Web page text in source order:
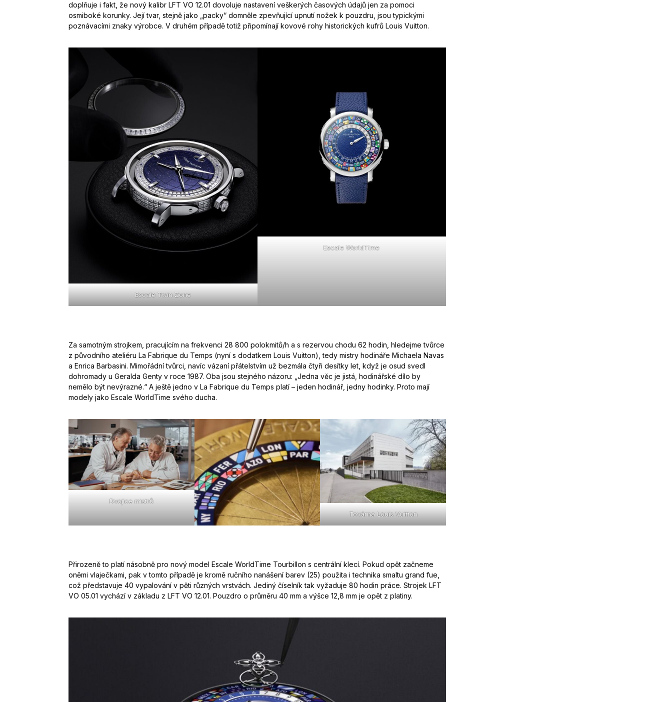
doplňuje i fakt, že nový kalibr LFT VO 12.01 dovoluje nastavení veškerých časových údajů jen za pomoci
osmiboké korunky. Její tvar, stejně jako „packy“ domněle zpevňující upnutí nožek k pouzdru, jsou typickými
poznávacími znaky výrobce. V druhém případě totiž připomínají kovové rohy historických kufrů Louis Vuitton.
Escale Twin Zone
Escale WorldTime
Za samotným strojkem, pracujícím na frekvenci 28 800 polokmitů/h a s rezervou chodu 62 hodin, hledejme tvůrce
z původního ateliéru La Fabrique du Temps (nyní s dodatkem Louis Vuitton), tedy mistry hodináře Michaela Navas
a Enrica Barbasini. Mimořádní tvůrci, navíc vázaní přátelstvím už bezmála čtyři desítky let, když je osud svedl
dohromady u Geralda Genty v roce 1987. Oba jsou stejného názoru: „Jedna věc je jistá, hodinářské dílo by
nemělo být nevýrazné.“ A ještě jedno v La Fabrique du Temps platí – jeden hodinář, jedny hodinky. Proto mají
modely jako Escale WorldTime svého ducha.
Dvojice mistrů
Továrna Louis Vuitton
Přirozeně to platí násobně pro nový model Escale WorldTime Tourbillon s centrální klecí. Pokud opět začneme
oněmi vlaječkami, pak v tomto případě je kromě ručního nanášení barev (25) použita i technika smaltu grand fue,
což představuje 40 vypalování v pěti různých vrstvách. Jediný číselník tak vyžaduje 80 hodin práce. Strojek LFT
VO 05.01 vychází v základu z LFT VO 12.01. Pouzdro o průměru 40 mm a výšce 12,8 mm je opět z platiny.